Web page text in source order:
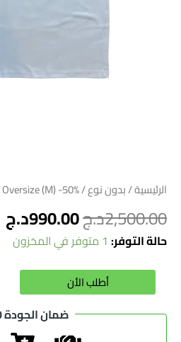
الرئيسية/بدون نوع/ T-shirt Oversize (M) -50%
2,500.00د.ج990.00د.ج
حالة التوفر: 1 متوفر في المخزون
أطلب الأن
ضمان الجودة 100%